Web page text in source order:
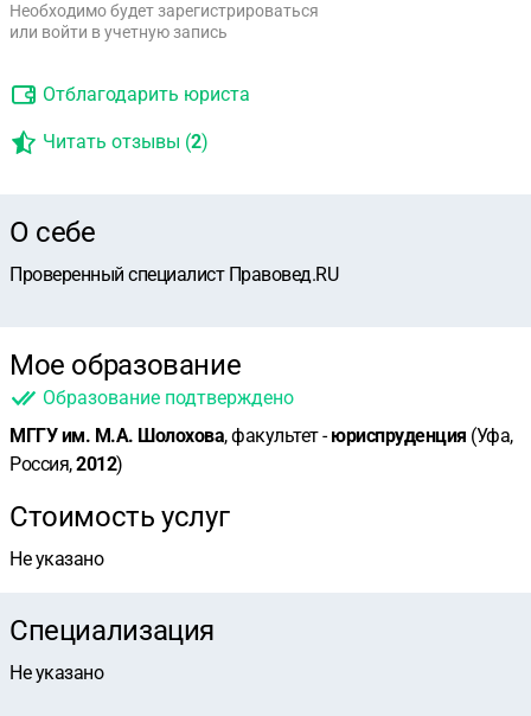
Необходимо будет зарегистрироваться
или войти в учетную запись
Отблагодарить юриста
Читать отзывы (2)
О себе
Проверенный специалист Правовед.RU
Мое образование
Образование подтверждено
МГГУ им. М.А. Шолохова, факультет -юриспруденция (Уфа,
Россия,2012)
Стоимость услуг
Не указано
Специализация
Не указано